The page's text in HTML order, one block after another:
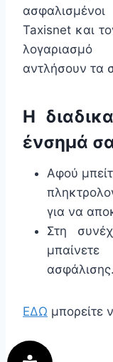
Taxisnet και
αντλήσουν τα
Η
ένσημά
Αφού
για να
Στη
ασφάλισης.
ΕΔΩ μπορείτε